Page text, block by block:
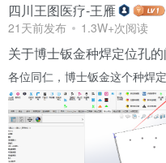
四川王图医疗-王雁
21天前发布 1.3W+次阅读
关于博士钣金种焊定位孔的
各位同仁，博士钣金这个种焊